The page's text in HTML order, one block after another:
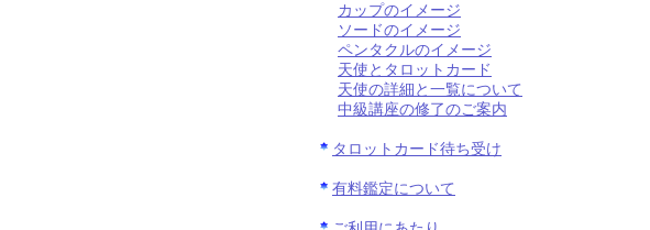
カップのイメージ
ソードのイメージ
ペンタクルのイメージ
天使とタロットカード
天使の詳細と一覧について
中級講座の修了のご案内
タロットカード待ち受け
有料鑑定について